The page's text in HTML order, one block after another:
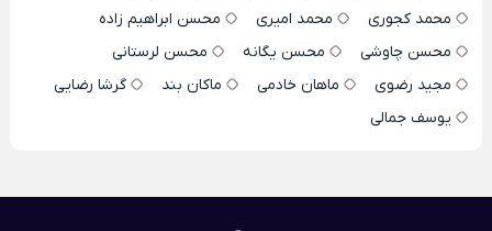
محمد کجوری
محمد امیری
محسن ابراهیم زاده
محسن چاوشی
محسن یگانه
محسن لرستانی
مجید رضوی
ماهان خادمی ماکان بند
گرشا رضایی
یوسف جمالی